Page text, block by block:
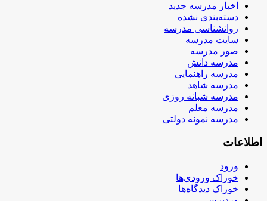
اخبار مدرسه جدید
دسته‌بندی نشده
روانشناسی مدرسه
سایت مدرسه
صور مدرسه
مدرسه دانش
مدرسه راهنمایی
مدرسه شاهد
مدرسه شبانه روزی
مدرسه معلم
مدرسه نمونه دولتی
اطلاعات
ورود
خوراک ورودی‌ها
خوراک دیدگاه‌ها